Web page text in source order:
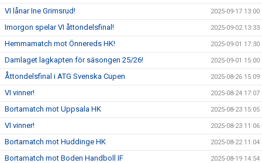
VI lånar Ine Grimsrud! 2025-09-17 13:00
Imorgon spelar VI åttondelsfinal! 2025-09-02 13:33
Hemmamatch mot Önnereds HK! 2025-09-01 17:30
Damlaget lagkapten för säsongen 25/26! 2025-09-01 15:00
Åttondelsfinal i ATG Svenska Cupen 2025-08-26 15:09
VI vinner! 2025-08-24 17:07
Bortamatch mot Uppsala HK 2025-08-23 15:05
VI vinner! 2025-08-23 11:06
Bortamatch mot Huddinge HK 2025-08-22 11:04
Bortamatch mot Boden Handboll IF 2025-08-19 14:54